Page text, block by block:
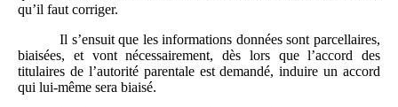
qu’il faut corriger.
Il s’ensuit que les informations données sont parcellaires,
biaisées, et vont nécessairement, dès lors que l’accord des
titulaires de l’autorité parentale est demandé, induire un accord
qui lui-même sera biaisé.